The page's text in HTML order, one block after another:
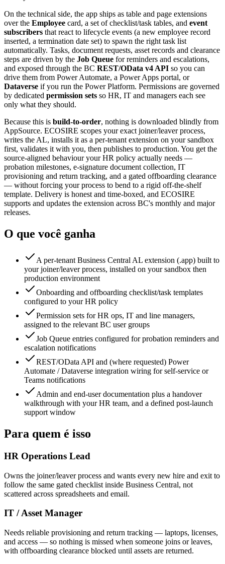
On the technical side, the app ships as table and page extensions
over the Employee card, a set of checklist/task tables, and event
subscribers that react to lifecycle events (a new employee record
inserted, a termination date set) to spawn the right task list
automatically. Tasks, document requests, asset records and clearance
steps are driven by the Job Queue for reminders and escalations,
and exposed through the BC REST/OData v4 API so you can
drive them from Power Automate, a Power Apps portal, or
Dataverse if you run the Power Platform. Permissions are governed
by dedicated permission sets so HR, IT and managers each see
only what they should.
Because this is build-to-order, nothing is downloaded blindly from
AppSource. ECOSIRE scopes your exact joiner/leaver process,
writes the AL, installs it as a per-tenant extension on your sandbox
first, validates it with you, then publishes to production. You get the
source-aligned behaviour your HR policy actually needs —
probation milestones, e-signature document collection, IT
provisioning and return tracking, and a gated offboarding clearance
— without forcing your process to bend to a rigid off-the-shelf
template. Delivery is honest and time-boxed, and ECOSIRE
supports and updates the extension across BC's monthly and major
releases.
O que você ganha
A per-tenant Business Central AL extension (.app) built to
your joiner/leaver process, installed on your sandbox then
production environment
Onboarding and offboarding checklist/task templates
configured to your HR policy
Permission sets for HR ops, IT and line managers,
assigned to the relevant BC user groups
Job Queue entries configured for probation reminders and
escalation notifications
REST/OData API and (where requested) Power
Automate / Dataverse integration wiring for self-service or
Teams notifications
Admin and end-user documentation plus a handover
walkthrough with your HR team, and a defined post-launch
support window
Para quem é isso
HR Operations Lead
Owns the joiner/leaver process and wants every new hire and exit to
follow the same gated checklist inside Business Central, not
scattered across spreadsheets and email.
IT / Asset Manager
Needs reliable provisioning and return tracking — laptops, licenses,
and access — so nothing is missed when someone joins or leaves,
with offboarding clearance blocked until assets are returned.